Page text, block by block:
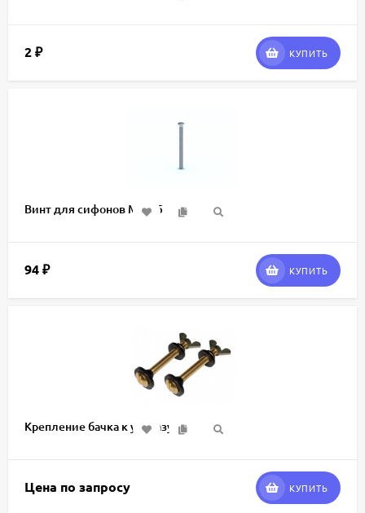
2 ₽ КУПИТЬ
Винт для сифонов М6х85
94 ₽ КУПИТЬ
Крепление бачка к унитазу
Цена по запросу КУПИТЬ